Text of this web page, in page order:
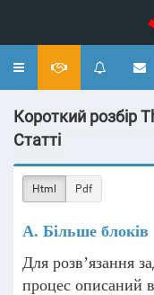
Toggle
Короткий розбір
Статті
Html Pdf
A. Більше блоків
Для розв’язання
процес описаний